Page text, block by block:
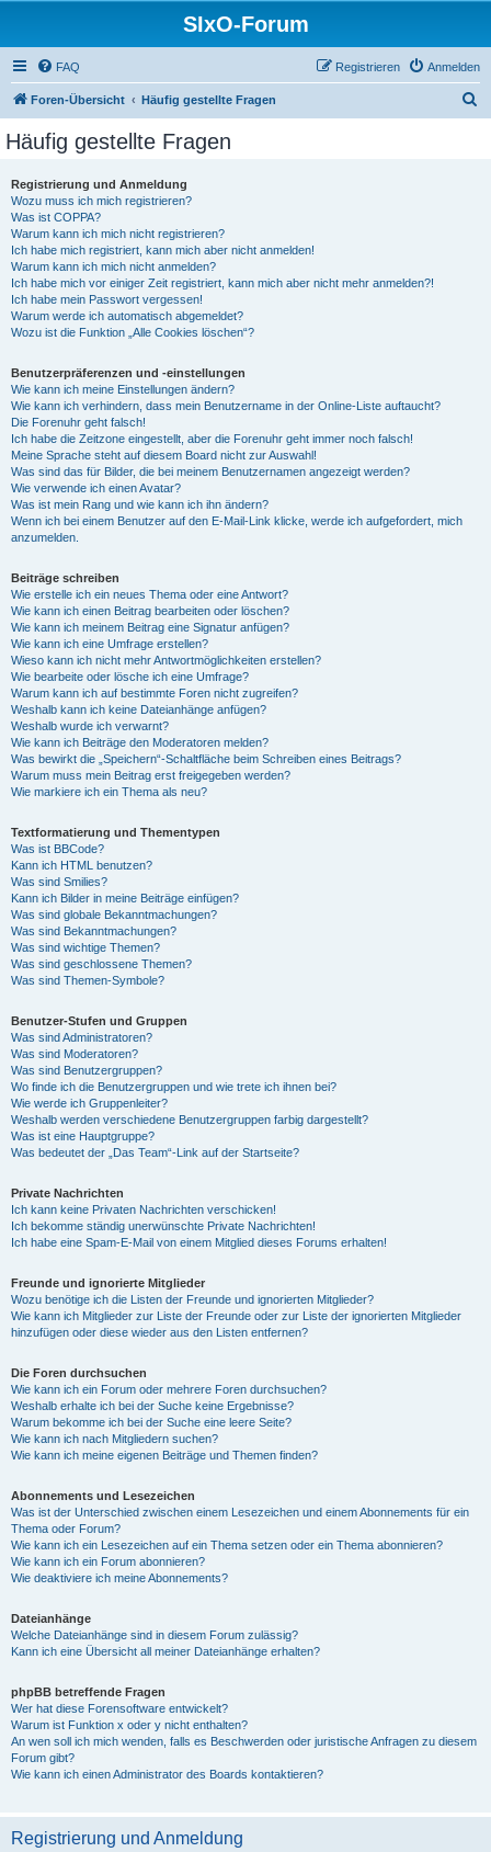
SIxO-Forum
FAQ Anmelden
Registrieren
Foren-Übersicht Häufig gestellte Fragen
Häufig gestellte Fragen
Registrierung und Anmeldung
Wozu muss ich mich registrieren?
Was ist COPPA?
Warum kann ich mich nicht registrieren?
Ich habe mich registriert, kann mich aber nicht anmelden!
Warum kann ich mich nicht anmelden?
Ich habe mich vor einiger Zeit registriert, kann mich aber nicht mehr anmelden?!
Ich habe mein Passwort vergessen!
Warum werde ich automatisch abgemeldet?
Wozu ist die Funktion „Alle Cookies löschen“?
Benutzerpräferenzen und -einstellungen
Wie kann ich meine Einstellungen ändern?
Wie kann ich verhindern, dass mein Benutzername in der Online-Liste auftaucht?
Die Forenuhr geht falsch!
Ich habe die Zeitzone eingestellt, aber die Forenuhr geht immer noch falsch!
Meine Sprache steht auf diesem Board nicht zur Auswahl!
Was sind das für Bilder, die bei meinem Benutzernamen angezeigt werden?
Wie verwende ich einen Avatar?
Was ist mein Rang und wie kann ich ihn ändern?
Wenn ich bei einem Benutzer auf den E-Mail-Link klicke, werde ich aufgefordert, mich
anzumelden.
Beiträge schreiben
Wie erstelle ich ein neues Thema oder eine Antwort?
Wie kann ich einen Beitrag bearbeiten oder löschen?
Wie kann ich meinem Beitrag eine Signatur anfügen?
Wie kann ich eine Umfrage erstellen?
Wieso kann ich nicht mehr Antwortmöglichkeiten erstellen?
Wie bearbeite oder lösche ich eine Umfrage?
Warum kann ich auf bestimmte Foren nicht zugreifen?
Weshalb kann ich keine Dateianhänge anfügen?
Weshalb wurde ich verwarnt?
Wie kann ich Beiträge den Moderatoren melden?
Was bewirkt die „Speichern“-Schaltfläche beim Schreiben eines Beitrags?
Warum muss mein Beitrag erst freigegeben werden?
Wie markiere ich ein Thema als neu?
Textformatierung und Thementypen
Was ist BBCode?
Kann ich HTML benutzen?
Was sind Smilies?
Kann ich Bilder in meine Beiträge einfügen?
Was sind globale Bekanntmachungen?
Was sind Bekanntmachungen?
Was sind wichtige Themen?
Was sind geschlossene Themen?
Was sind Themen-Symbole?
Benutzer-Stufen und Gruppen
Was sind Administratoren?
Was sind Moderatoren?
Was sind Benutzergruppen?
Wo finde ich die Benutzergruppen und wie trete ich ihnen bei?
Wie werde ich Gruppenleiter?
Weshalb werden verschiedene Benutzergruppen farbig dargestellt?
Was ist eine Hauptgruppe?
Was bedeutet der „Das Team“-Link auf der Startseite?
Private Nachrichten
Ich kann keine Privaten Nachrichten verschicken!
Ich bekomme ständig unerwünschte Private Nachrichten!
Ich habe eine Spam-E-Mail von einem Mitglied dieses Forums erhalten!
Freunde und ignorierte Mitglieder
Wozu benötige ich die Listen der Freunde und ignorierten Mitglieder?
Wie kann ich Mitglieder zur Liste der Freunde oder zur Liste der ignorierten Mitglieder
hinzufügen oder diese wieder aus den Listen entfernen?
Die Foren durchsuchen
Wie kann ich ein Forum oder mehrere Foren durchsuchen?
Weshalb erhalte ich bei der Suche keine Ergebnisse?
Warum bekomme ich bei der Suche eine leere Seite?
Wie kann ich nach Mitgliedern suchen?
Wie kann ich meine eigenen Beiträge und Themen finden?
Abonnements und Lesezeichen
Was ist der Unterschied zwischen einem Lesezeichen und einem Abonnements für ein
Thema oder Forum?
Wie kann ich ein Lesezeichen auf ein Thema setzen oder ein Thema abonnieren?
Wie kann ich ein Forum abonnieren?
Wie deaktiviere ich meine Abonnements?
Dateianhänge
Welche Dateianhänge sind in diesem Forum zulässig?
Kann ich eine Übersicht all meiner Dateianhänge erhalten?
phpBB betreffende Fragen
Wer hat diese Forensoftware entwickelt?
Warum ist Funktion x oder y nicht enthalten?
An wen soll ich mich wenden, falls es Beschwerden oder juristische Anfragen zu diesem
Forum gibt?
Wie kann ich einen Administrator des Boards kontaktieren?
Registrierung und Anmeldung